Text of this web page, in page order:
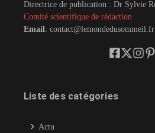
Directrice de publication : Dr Sylvie
Comité scientifique de rédaction
Email : contact@lemondedusommeil.fr
Liste des catégories
Actu